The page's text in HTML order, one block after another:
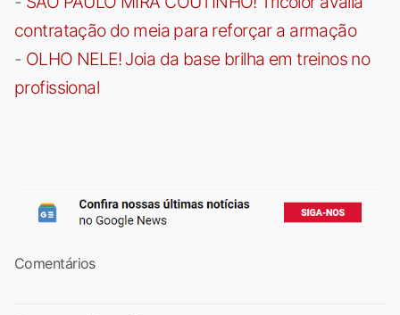
contratação do meia para reforçar a armação
- OLHO NELE! Joia da base brilha em treinos no
profissional
Comentários